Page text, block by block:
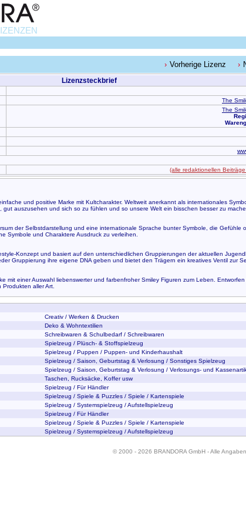
Vorherige Lizenz
Lizenzsteckbrief
The
The
(alle redaktionellen
und positive Marke mit Kultcharakter. Weltweit anerkannt als internationales
auszusehen und sich so zu fühlen und so unsere Welt ein bisschen besser zu
der Selbstdarstellung und eine internationale Sprache bunter Symbole, die
Symbole und Charaktere Ausdruck zu verleihen.
Konzept und basiert auf den unterschiedlichen Gruppierungen der aktuellen
Gruppierung ihre eigene DNA geben und bietet den Trägern ein kreatives Ventil zur
mit einer Auswahl liebenswerter und farbenfroher Smiley Figuren zum Leben.
aller Art.
Creativ / Werken & Drucken
Deko & Wohntextilien
Schreibwaren & Schulbedarf / Schreibwaren
Spielzeug / Plüsch- & Stoffspielzeug
Spielzeug / Puppen / Puppen- und Kinderhaushalt
Spielzeug / Saison, Geburtstag & Verlosung / Sonstiges Spielzeug
Spielzeug / Saison, Geburtstag & Verlosung / Verlosungs- und
Taschen, Rucksäcke, Koffer usw
Spielzeug / Für Händler
Spielzeug / Spiele & Puzzles / Spiele / Kartenspiele
Spielzeug / Systemspielzeug / Aufstellspielzeug
Spielzeug / Für Händler
Spielzeug / Spiele & Puzzles / Spiele / Kartenspiele
Spielzeug / Systemspielzeug / Aufstellspielzeug
© 2000 - 2026 BRANDORA GmbH - Alle